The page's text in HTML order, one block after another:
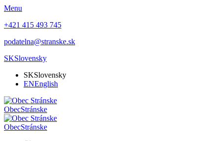
Menu
+421 415 493 745
podatelna@stranske.sk
SKSlovensky
SKSlovensky
ENEnglish
ObecStránske
ObecStránske